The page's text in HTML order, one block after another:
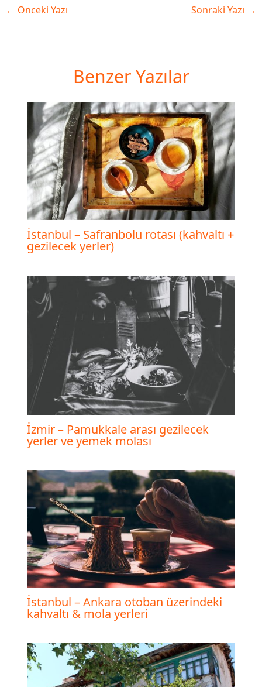
← Önceki Yazı Sonraki Yazı →
Benzer Yazılar
İstanbul – Safranbolu rotası (kahvaltı +
gezilecek yerler)
İzmir – Pamukkale arası gezilecek
yerler ve yemek molası
İstanbul – Ankara otoban üzerindeki
kahvaltı & mola yerleri